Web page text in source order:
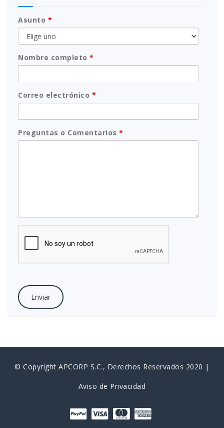
Asunto *
Nombre completo *
Correo electrónico *
Preguntas o Comentarios *
© Copyright APCORP S.C., Derechos Reservados 2020 |
Aviso de Privacidad